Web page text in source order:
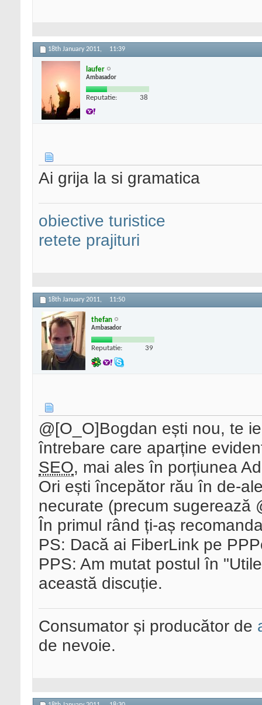
18th January 2011, 11:39
laufer
Ambasador
Reputatie: 38
Ai grija la si gramatica
obiective turistice
retete prajituri
18th January 2011, 11:50
thefan
Ambasador
Reputatie: 39
@[O_O]Bogdan ești nou, te
întrebare care aparține
SEO, mai ales în porțiunea
Ori ești începător rău în de-
necurate (precum sugerează
În primul rând ți-aș
PS: Dacă ai FiberLink pe
PPS: Am mutat postul în
această discuție.
Consumator și producător de
de nevoie.